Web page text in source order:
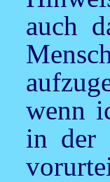
auch
wenn
in der